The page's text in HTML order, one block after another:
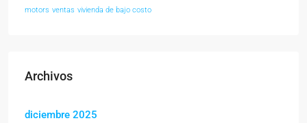
motors ventas vivienda de bajo costo
Archivos
diciembre 2025